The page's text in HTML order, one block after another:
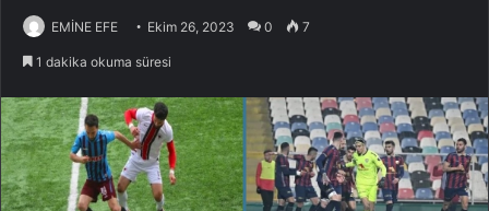
EMİNE EFE Ekim 26, 2023 0 7
1 dakika okuma süresi